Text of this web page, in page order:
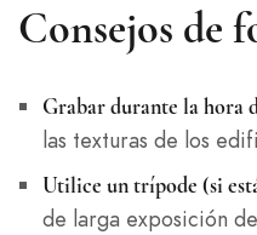
Consejos de
Grabar durante la hora
las texturas de los
Utilice un trípode (si
de larga exposición